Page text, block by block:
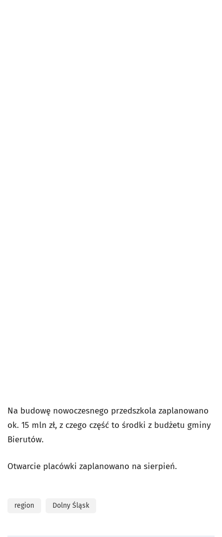
Na budowę nowoczesnego przedszkola zaplanowano
ok. 15 mln zł, z czego część to środki z budżetu gminy
Bierutów.
Otwarcie placówki zaplanowano na sierpień.
region Dolny Śląsk